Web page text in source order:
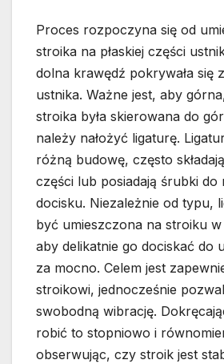
Proces rozpoczyna się od
stroika na płaskiej części
dolna krawędź pokrywała się
ustnika. Ważne jest, aby
stroika była skierowana do
należy nałożyć ligaturę.
różną budowę, często
części lub posiadają śrubki do
docisku. Niezależnie od typu,
być umieszczona na stroiku
aby delikatnie go dociskać do
za mocno. Celem jest
stroikowi, jednocześnie
swobodną wibrację.
robić to stopniowo i
obserwując, czy stroik jest